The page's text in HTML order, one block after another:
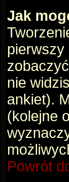
Jak
pierwszy
nie
ankiet).
(kolejne
Powrót